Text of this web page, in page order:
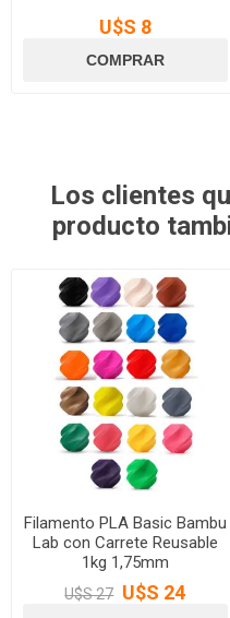
U$S 8
Los clientes
producto
Filamento PLA Basic Bambu
Lab con Carrete Reusable
1kg 1,75mm
U$S 27 U$S 24